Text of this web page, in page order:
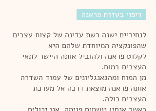
ריפוי בעזרת פראנה
לנחיריים ישנה רשת עדינה של קצות עצבים
שהפונקציה המיוחדת שלהם היא
לקלוט פראנה ולהוביל אותה היישר לתאי
העצבים במוח.
מן המוח ומהגאנגליונים של עמוד השדרה
אותה פראנה מוצאת דרכה אל מערכת
העצבים כולה.